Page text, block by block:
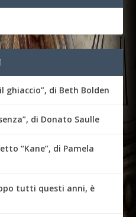
ghiaccio”, di Beth Bolden
di Donato Saulle
“Kane”, di Pamela
tutti questi anni, è